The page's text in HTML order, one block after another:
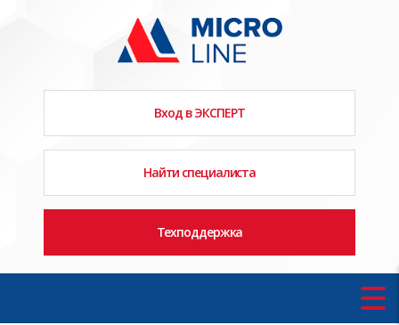
Вход в ЭКСПЕРТ
Найти специалиста
Техподдержка